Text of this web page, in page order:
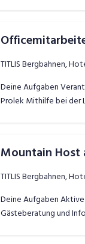
TITLIS Bergbahnen,
Deine Aufgaben
Prolek Mithilfe bei der
Mountain
TITLIS Bergbahnen,
Deine Aufgaben
Gästeberatung und